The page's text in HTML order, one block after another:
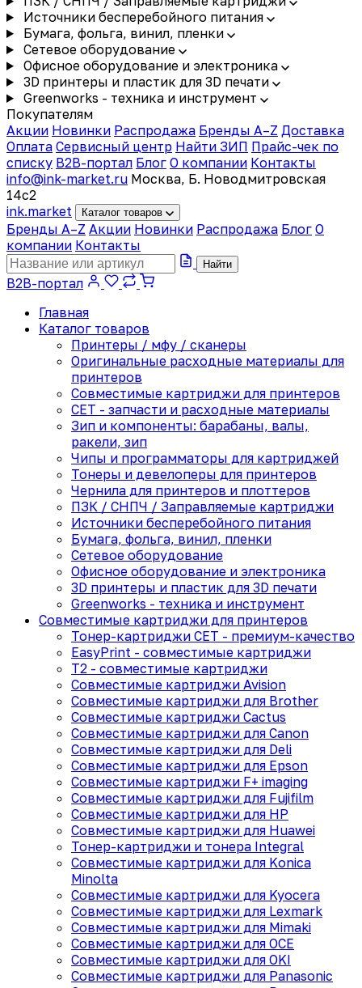
Источники бесперебойного питания
Бумага, фольга, винил, пленки
Сетевое оборудование
Офисное оборудование и электроника
3D принтеры и пластик для 3D печати
Greenworks - техника и инструмент
Покупателям
Акции Новинки Распродажа Бренды A–Z Доставка
Оплата Сервисный центр Найти ЗИП Прайс-чек по
списку B2B-портал Блог О компании Контакты
info@ink-market.ru Москва, Б. Новодмитровская
14с2
ink.market Каталог товаров
Бренды A–Z Акции Новинки Распродажа Блог О
компании Контакты
Найти
B2B-портал
Главная
Каталог товаров
Принтеры / мфу / сканеры
Оригинальные расходные материалы для
принтеров
Совместимые картриджи для принтеров
CET - запчасти и расходные материалы
Зип и компоненты: барабаны, валы,
ракели, зип
Чипы и программаторы для картриджей
Тонеры и девелоперы для принтеров
Чернила для принтеров и плоттеров
ПЗК / СНПЧ / Заправляемые картриджи
Источники бесперебойного питания
Бумага, фольга, винил, пленки
Сетевое оборудование
Офисное оборудование и электроника
3D принтеры и пластик для 3D печати
Greenworks - техника и инструмент
Совместимые картриджи для принтеров
Тонер-картриджи CET - премиум-качество
EasyPrint - cовместимые картриджи
T2 - совместимые картриджи
Совместимые картриджи Avision
Совместимые картриджи для Brother
Совместимые картриджи Cactus
Совместимые картриджи для Canon
Совместимые картриджи для Deli
Совместимые картриджи для Epson
Совместимые картриджи F+ imaging
Совместимые картриджи для Fujifilm
Совместимые картриджи для HP
Совместимые картриджи для Huawei
Тонер-картриджи и тонера Integral
Совместимые картриджи для Konica
Minolta
Совместимые картриджи для Kyocera
Совместимые картриджи для Lexmark
Совместимые картриджи для Mimaki
Совместимые картриджи для OCE
Совместимые картриджи для OKI
Совместимые картриджи для Panasonic